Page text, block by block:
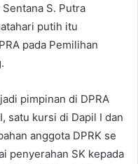
S. Putra
putih itu
pada Pemilihan
pimpinan di DPRA
satu kursi di Dapil I dan
anggota DPRK se
penyerahan SK kepada